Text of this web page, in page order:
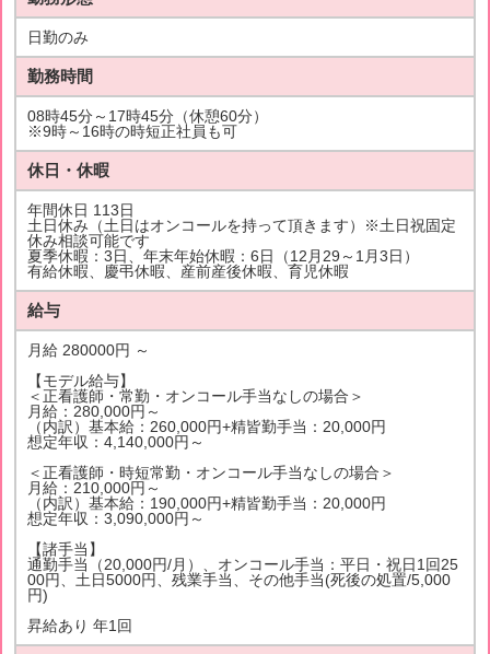
日勤のみ
勤務時間
08時45分～17時45分（休憩60分）
※9時～16時の時短正社員も可
休日・休暇
年間休日 113日
土日休み（土日はオンコールを持って頂きます）※土日祝固定
休み相談可能です
夏季休暇：3日、年末年始休暇：6日（12月29～1月3日）
有給休暇、慶弔休暇、産前産後休暇、育児休暇
給与
月給 280000円 ～
【モデル給与】
＜正看護師・常勤・オンコール手当なしの場合＞
月給：280,000円～
（内訳）基本給：260,000円+精皆勤手当：20,000円
想定年収：4,140,000円～
＜正看護師・時短常勤・オンコール手当なしの場合＞
月給：210,000円～
（内訳）基本給：190,000円+精皆勤手当：20,000円
想定年収：3,090,000円～
【諸手当】
通勤手当（20,000円/月）、オンコール手当：平日・祝日1回25
00円、土日5000円、残業手当、その他手当(死後の処置/5,000
円)
昇給あり 年1回